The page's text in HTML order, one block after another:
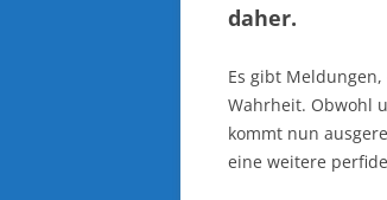
daher.
Es gibt
Wahrheit. Obwohl
kommt nun
eine weitere